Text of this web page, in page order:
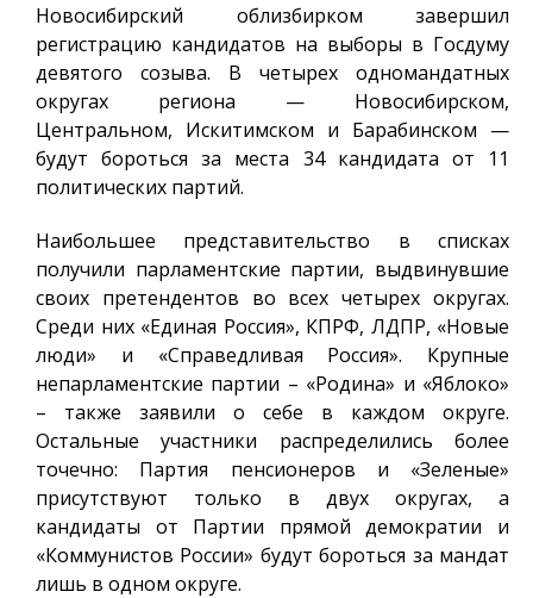
Новосибирский облизбирком завершил
регистрацию кандидатов на выборы в Госдуму
девятого созыва. В четырех одномандатных
округах региона — Новосибирском,
Центральном, Искитимском и Барабинском —
будут бороться за места 34 кандидата от 11
политических партий.
Наибольшее представительство в списках
получили парламентские партии, выдвинувшие
своих претендентов во всех четырех округах.
Среди них «Единая Россия», КПРФ, ЛДПР, «Новые
люди» и «Справедливая Россия». Крупные
непарламентские партии – «Родина» и «Яблоко»
– также заявили о себе в каждом округе.
Остальные участники распределились более
точечно: Партия пенсионеров и «Зеленые»
присутствуют только в двух округах, а
кандидаты от Партии прямой демократии и
«Коммунистов России» будут бороться за мандат
лишь в одном округе.